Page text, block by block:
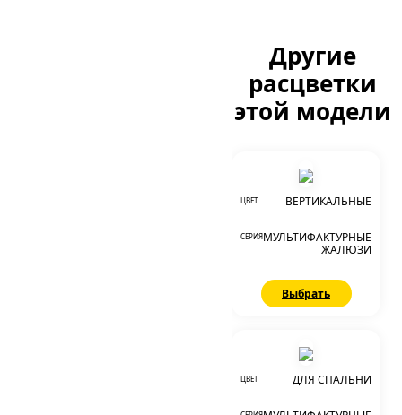
Другие
расцветки
этой модели
ЦВЕТ ВЕРТИКАЛЬНЫЕ
СЕРИЯМУЛЬТИФАКТУРНЫЕ
ЖАЛЮЗИ
Выбрать
ЦВЕТ ДЛЯ СПАЛЬНИ